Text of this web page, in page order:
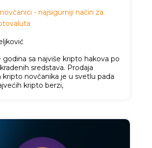
- najsigurniji način za
godina sa najviše kripto hakova po
sredstava. Prodaja
kripto novčanika je u svetlu pada
kripto berzi,